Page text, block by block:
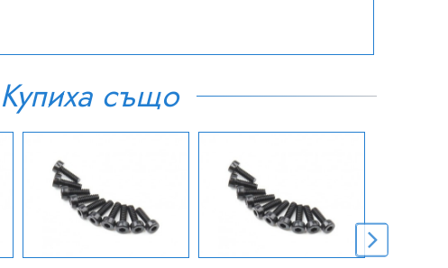
Купиха също